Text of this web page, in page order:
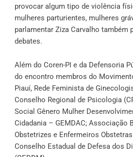
provocar algum tipo de violência
mulheres parturientes, mulheres
parlamentar Ziza Carvalho também
debates.
Além do Coren-PI e da Defensoria
do encontro membros do
Piauí, Rede Feminista de
Conselho Regional de Psicologia
Social Gênero Mulher
Cidadania – GEMDAC; Associação
Obstetrizes e Enfermeiros Obstetras
Conselho Estadual de Defesa dos